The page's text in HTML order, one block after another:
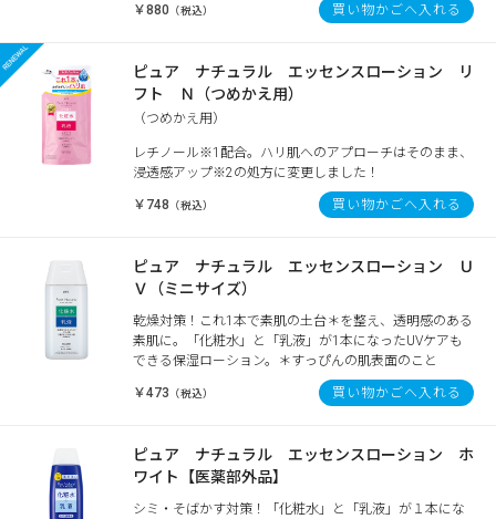
￥880 （税込） 買い物かごへ入れる
ピュア ナチュラル エッセンスローション リ
フト Ｎ（つめかえ用）
（つめかえ用）
レチノール※1配合。ハリ肌へのアプローチはそのまま、
浸透感アップ※2の処方に変更しました！
￥748 （税込） 買い物かごへ入れる
ピュア ナチュラル エッセンスローション Ｕ
Ｖ（ミニサイズ）
乾燥対策！これ1本で素肌の土台＊を整え、透明感のある
素肌に。「化粧水」と「乳液」が1本になったUVケアも
できる保湿ローション。＊すっぴんの肌表面のこと
￥473 （税込） 買い物かごへ入れる
ピュア ナチュラル エッセンスローション ホ
ワイト【医薬部外品】
シミ・そばかす対策！「化粧水」と「乳液」が１本にな